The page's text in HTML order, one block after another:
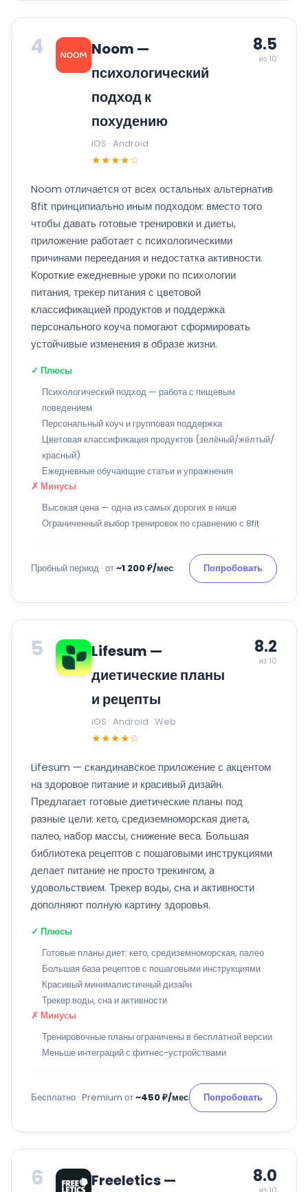
4
Noom —
психологический
подход к
похудению
iOS · Android
★★★★☆
8.5
из 10
Noom отличается от всех остальных альтернатив
8fit принципиально иным подходом: вместо того
чтобы давать готовые тренировки и диеты,
приложение работает с психологическими
причинами переедания и недостатка активности.
Короткие ежедневные уроки по психологии
питания, трекер питания с цветовой
классификацией продуктов и поддержка
персонального коуча помогают сформировать
устойчивые изменения в образе жизни.
✓ Плюсы
Психологический подход — работа с пищевым
поведением
Персональный коуч и групповая поддержка
Цветовая классификация продуктов (зелёный/жёлтый/
красный)
Ежедневные обучающие статьи и упражнения
✗ Минусы
Высокая цена — одна из самых дорогих в нише
Ограниченный выбор тренировок по сравнению с 8fit
Пробный период · от~1 200 ₽/мес Попробовать
5
Lifesum —
диетические планы
и рецепты
iOS · Android · Web
★★★★☆
8.2
из 10
Lifesum — скандинавское приложение с акцентом
на здоровое питание и красивый дизайн.
Предлагает готовые диетические планы под
разные цели: кето, средиземноморская диета,
палео, набор массы, снижение веса. Большая
библиотека рецептов с пошаговыми инструкциями
делает питание не просто трекингом, а
удовольствием. Трекер воды, сна и активности
дополняют полную картину здоровья.
✓ Плюсы
Готовые планы диет: кето, средиземноморская, палео
Большая база рецептов с пошаговыми инструкциями
Красивый минималистичный дизайн
Трекер воды, сна и активности
✗ Минусы
Тренировочные планы ограничены в бесплатной версии
Меньше интеграций с фитнес-устройствами
Бесплатно · Premium от~450 ₽/мес Попробовать
6 Freeletics — 8.0